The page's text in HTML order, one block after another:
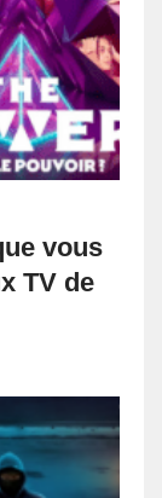
vous
TV de